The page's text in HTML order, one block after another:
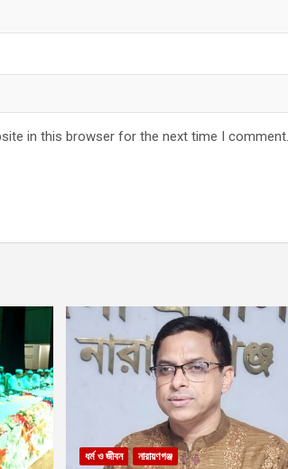
in this browser for the next time I comment.
ধর্ম ও জীবন নারায়ণগঞ্জ